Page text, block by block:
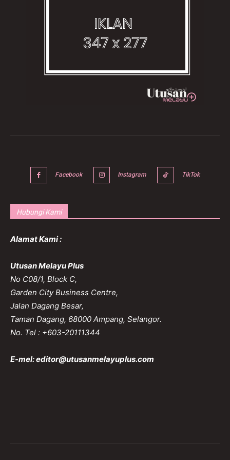
Facebook Instagram TikTok
Hubungi Kami
Alamat Kami :
Utusan Melayu Plus
No C08/1, Block C,
Garden City Business Centre,
Jalan Dagang Besar,
Taman Dagang, 68000 Ampang, Selangor.
No. Tel : +603-20111344
E-mel:editor@utusanmelayuplus.com